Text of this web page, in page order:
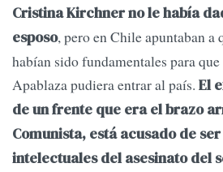
Cristina Kirchner no le había
esposo, pero en Chile apuntaban a
habían sido fundamentales para
Apablaza pudiera entrar al país. El
de un frente que era el brazo
Comunista, está acusado de
intelectuales del asesinato del